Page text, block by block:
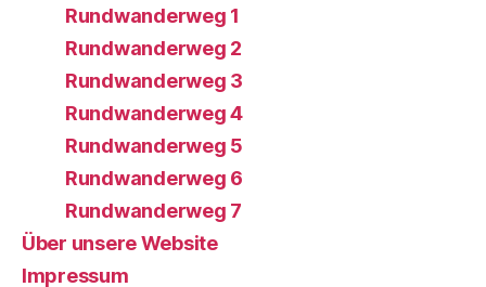
Rundwanderweg 1
Rundwanderweg 2
Rundwanderweg 3
Rundwanderweg 4
Rundwanderweg 5
Rundwanderweg 6
Rundwanderweg 7
Über unsere Website
Impressum